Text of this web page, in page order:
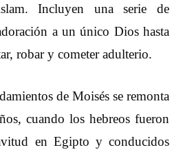
Incluyen una serie de
a un único Dios hasta
robar y cometer adulterio.
de Moisés se remonta
cuando los hebreos fueron
en Egipto y conducidos